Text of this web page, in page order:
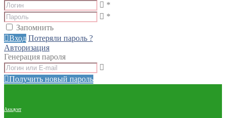
*
*
Запомнить
Вход Потеряли пароль ?
Авторизация
Генерация пароля
Получить новый пароль
Аккаунт